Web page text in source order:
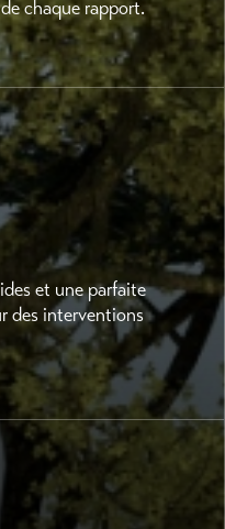
chaque rapport.
et une parfaite
des interventions